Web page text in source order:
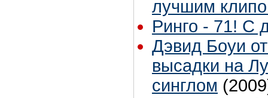
лучшим
Ринго - 71! С
Дэвид Боуи
высадки на
синглом